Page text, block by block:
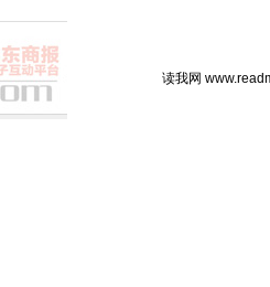
读我网